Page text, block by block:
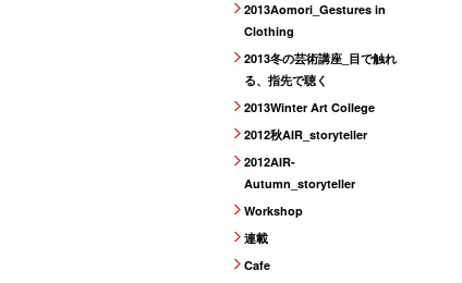
2013Aomori_Gestures in
Clothing
2013冬の芸術講座_目で触れ
る、指先で聴く
2013Winter Art College
2012秋AIR_storyteller
2012AIR-
Autumn_storyteller
Workshop
連載
Cafe